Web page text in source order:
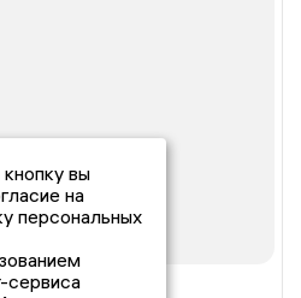
вы
на
персональных
сервиса